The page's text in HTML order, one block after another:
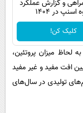
و گزارش عملکرد
اسنپ در ۱۴۰۴
کلیک کن!
میزان پروتئین،
افت مفید و غیر مفید
تولیدی در سال‌های